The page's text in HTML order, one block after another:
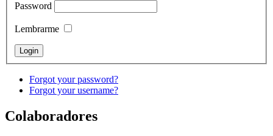
Password
Lembrarme
Forgot your password?
Forgot your username?
Colaboradores